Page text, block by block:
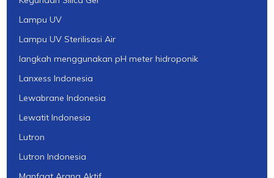
Lampu UV
Lampu UV Sterilisasi Air
langkah menggunakan pH meter hidroponik
Lanxess Indonesia
Lewabrane Indonesia
Lewatit Indonesia
Lutron
Lutron Indonesia